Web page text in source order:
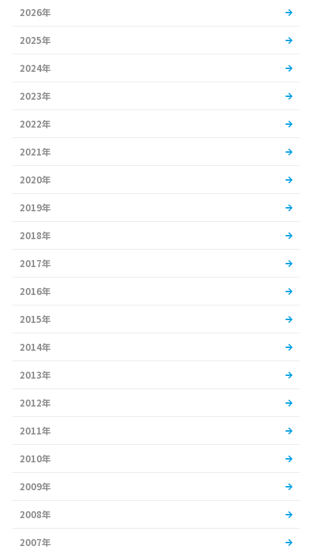
2026年
2025年
2024年
2023年
2022年
2021年
2020年
2019年
2018年
2017年
2016年
2015年
2014年
2013年
2012年
2011年
2010年
2009年
2008年
2007年